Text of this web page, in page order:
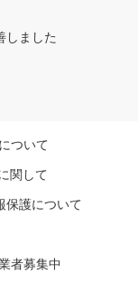
しました
ついて
関して
保護について
者募集中